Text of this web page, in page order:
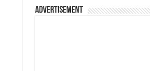
Advertisement